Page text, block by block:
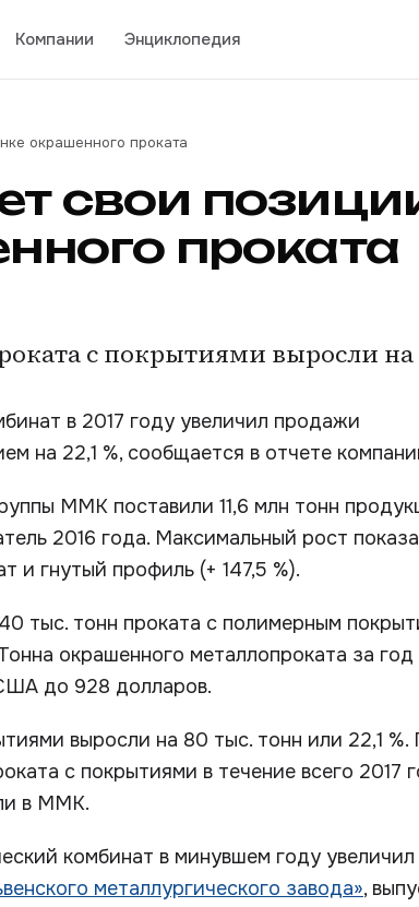
Компании Энциклопедия
окрашенного проката
свои
проката
с покрытиями выросли на
в 2017 году увеличил продажи
на 22,1 %, сообщается в отчете
ММК поставили 11,6 млн тонн
2016 года. Максимальный рост
и гнутый профиль (+ 147,5 %).
тыс. тонн проката с полимерным
окрашенного металлопроката за год
до 928 долларов.
выросли на 80 тыс. тонн или 22,1 %.
с покрытиями в течение всего 2017
в ММК.
комбинат в минувшем году увеличил
металлургического завода»,